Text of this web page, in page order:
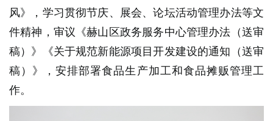
风》，学习贯彻节庆、展会、论坛活动管理办法等文
件精神，审议《赫山区政务服务中心管理办法（送审
稿）》《关于规范新能源项目开发建设的通知（送审
稿）》，安排部署食品生产加工和食品摊贩管理工
作。